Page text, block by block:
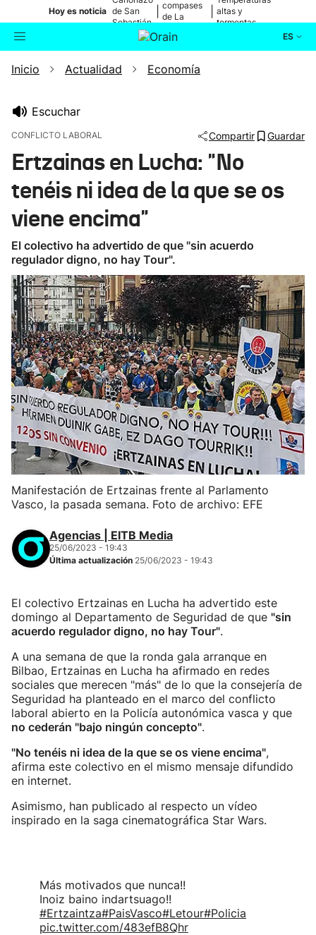
Hoy es noticia de San
Sebastián
compases
de La
altas y
tormentas
ES
Buscador Actualidad
Ikusmiran
Eguraldia
Inicio Actualidad Economía
Escuchar
CONFLICTO LABORAL Compartir Guardar
Ertzainas en Lucha: "No
tenéis ni idea de la que se os
viene encima"
El colectivo ha advertido de que "sin acuerdo
regulador digno, no hay Tour".
Manifestación de Ertzainas frente al Parlamento
Vasco, la pasada semana. Foto de archivo: EFE
Agencias | EITB Media
25/06/2023 - 19:43
Última actualización 25/06/2023 - 19:43
El colectivo Ertzainas en Lucha ha advertido este
domingo al Departamento de Seguridad de que "sin
acuerdo regulador digno, no hay Tour".
A una semana de que la ronda gala arranque en
Bilbao, Ertzainas en Lucha ha afirmado en redes
sociales que merecen "más" de lo que la consejería de
Seguridad ha planteado en el marco del conflicto
laboral abierto en la Policía autonómica vasca y que
no cederán "bajo ningún concepto".
"No tenéis ni idea de la que se os viene encima",
afirma este colectivo en el mismo mensaje difundido
en internet.
Asimismo, han publicado al respecto un vídeo
inspirado en la saga cinematográfica Star Wars.
Más motivados que nunca!!
Inoiz baino indartsuago!!
#Ertzaintza#PaisVasco#Letour#Policia
pic.twitter.com/483efB8Qhr